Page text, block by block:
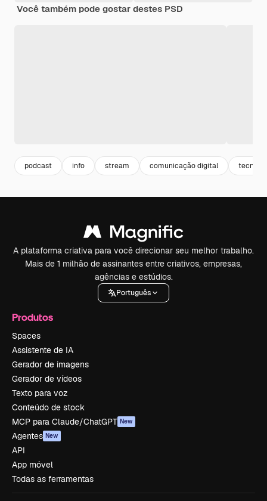
Você também pode gostar destes PSD
podcast info stream comunicação digital
A plataforma criativa para você direcionar seu melhor trabalho.
Mais de 1 milhão de assinantes entre criativos, empresas,
agências e estúdios.
Português
Produtos
Spaces
Assistente de IA
Gerador de imagens
Gerador de vídeos
Texto para voz
Conteúdo de stock
MCP para Claude/ChatGPT New
Agentes New
API
App móvel
Todas as ferramentas